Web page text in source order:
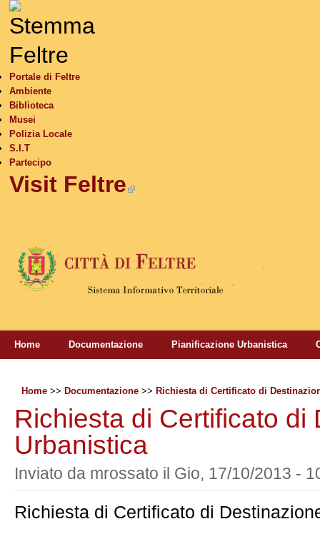
Portale di Feltre
Ambiente
Biblioteca
Musei
Polizia Locale
S.I.T
Partecipo
Visit Feltre
Home Documentazione Pianificazione Urbanistica
Home >> Documentazione >> Richiesta di Certificato di
Richiesta di Certificato di
Urbanistica
Inviato da mrossato il Gio, 17/10/2013 -
Richiesta di Certificato di